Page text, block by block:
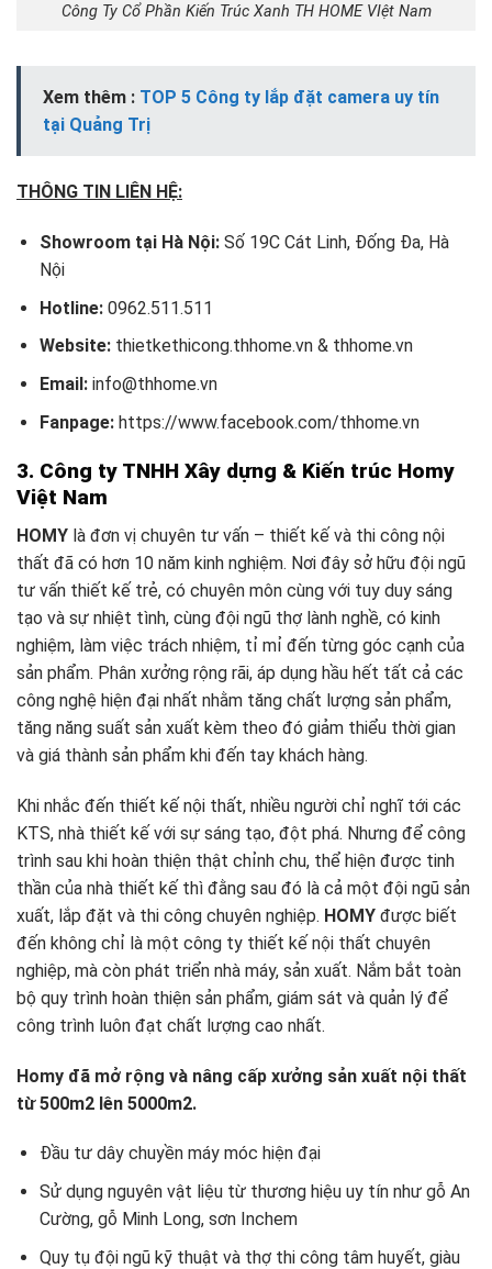
Công Ty Cổ Phần Kiến Trúc Xanh TH HOME VIệt Nam
Xem thêm : TOP 5 Công ty lắp đặt camera uy tín
tại Quảng Trị
THÔNG TIN LIÊN HỆ:
Showroom tại Hà Nội: Số 19C Cát Linh, Đống Đa, Hà
Nội
Hotline:0962.511.511
Website:thietkethicong.thhome.vn & thhome.vn
Email:info@thhome.vn
Fanpage:https://www.facebook.com/thhome.vn
3. Công ty TNHH Xây dựng & Kiến trúc Homy
Việt Nam
HOMY là đơn vị chuyên tư vấn – thiết kế và thi công nội
thất đã có hơn 10 năm kinh nghiệm. Nơi đây sở hữu đội ngũ
tư vấn thiết kế trẻ, có chuyên môn cùng với tuy duy sáng
tạo và sự nhiệt tình, cùng đội ngũ thợ lành nghề, có kinh
nghiệm, làm việc trách nhiệm, tỉ mỉ đến từng góc cạnh của
sản phẩm. Phân xưởng rộng rãi, áp dụng hầu hết tất cả các
công nghệ hiện đại nhất nhằm tăng chất lượng sản phẩm,
tăng năng suất sản xuất kèm theo đó giảm thiểu thời gian
và giá thành sản phẩm khi đến tay khách hàng.
Khi nhắc đến thiết kế nội thất, nhiều người chỉ nghĩ tới các
KTS, nhà thiết kế với sự sáng tạo, đột phá. Nhưng để công
trình sau khi hoàn thiện thật chỉnh chu, thể hiện được tinh
thần của nhà thiết kế thì đằng sau đó là cả một đội ngũ sản
xuất, lắp đặt và thi công chuyên nghiệp. HOMY được biết
đến không chỉ là một công ty thiết kế nội thất chuyên
nghiệp, mà còn phát triển nhà máy, sản xuất. Nắm bắt toàn
bộ quy trình hoàn thiện sản phẩm, giám sát và quản lý để
công trình luôn đạt chất lượng cao nhất.
Homy đã mở rộng và nâng cấp xưởng sản xuất nội thất
từ 500m2 lên 5000m2.
Đầu tư dây chuyền máy móc hiện đại
Sử dụng nguyên vật liệu từ thương hiệu uy tín như gỗ An
Cường, gỗ Minh Long, sơn Inchem
Quy tụ đội ngũ kỹ thuật và thợ thi công tâm huyết, giàu